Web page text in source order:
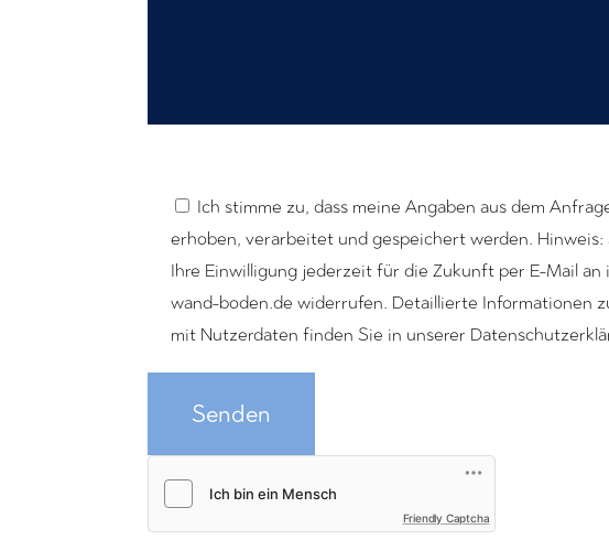
Ich stimme zu, dass meine Angaben aus dem
erhoben, verarbeitet und gespeichert werden. Hinweis:
Ihre Einwilligung jederzeit für die Zukunft per E-Mail an
wand-boden.de widerrufen. Detaillierte Informationen
mit Nutzerdaten finden Sie in unserer
Senden
Friendly Captcha